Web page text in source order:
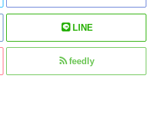
LINE
feedly